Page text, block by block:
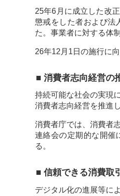
25年6月に成立した改
懲戒をした者および法
た。事業者に対する体
26年12月1日の施行に
■ 消費者志向経営の
持続可能な社会の実現
消費者志向経営を推進
消費者庁では、消費者
連絡会の定期的な開催
る。
■ 信頼できる消費取
デジタル化の進展等に